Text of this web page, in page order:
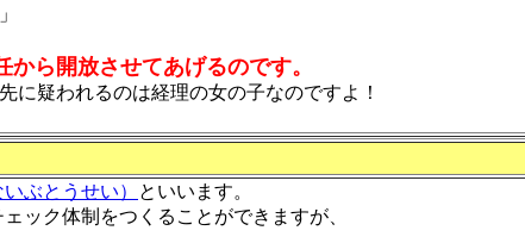
ら開放させてあげるのです。
に疑われるのは経理の女の子なのですよ！
ぶとうせい）
といいます。
ック体制をつくることができますが、